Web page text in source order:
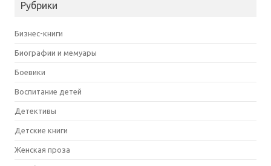
Рубрики
Бизнес-книги
Биографии и мемуары
Боевики
Воспитание детей
Детективы
Детские книги
Женская проза